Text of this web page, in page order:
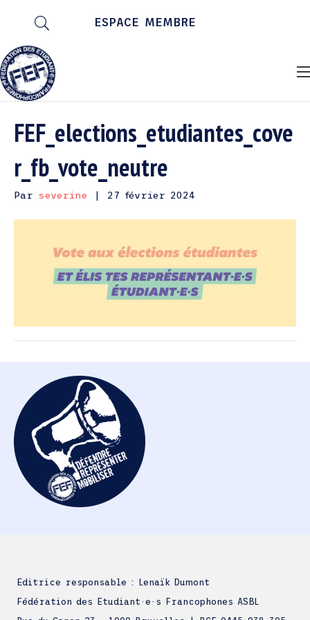
ESPACE MEMBRE
FEF_elections_etudiantes_cove
r_fb_vote_neutre
Par severine | 27 février 2024
Editrice responsable : Lenaïk Dumont
Fédération des Etudiant·e·s Francophones ASBL